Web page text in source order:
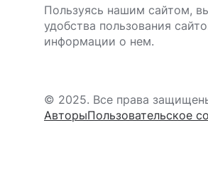
Пользуясь нашим сайтом,
удобства пользования
информации о нем.
© 2025. Все права
АвторыПользовательское